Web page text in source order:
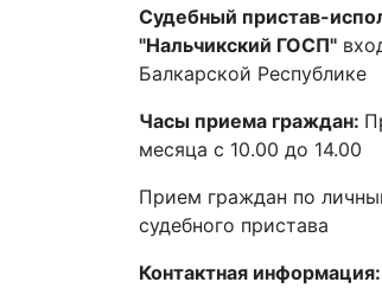
Судебный пристав-
"Нальчикский ГОСП"
Балкарской Республике
Часы приема граждан:
месяца с 10.00 до 14.00
Прием граждан по
судебного пристава
Контактная информация: